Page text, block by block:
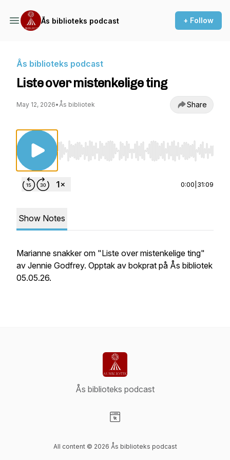
Ås biblioteks podcast + Follow
Ås biblioteks podcast
Liste over mistenkelige ting
May 12, 2026•Ås bibliotek Share
Use Left/Right to seek, Home/End to jump
0:00 31:09
Show Notes
Marianne snakker om "Liste over mistenkelige ting"
av Jennie Godfrey. Opptak av bokprat på Ås bibliotek
05.05.26.
Ås biblioteks podcast
All content © 2026 Ås biblioteks podcast